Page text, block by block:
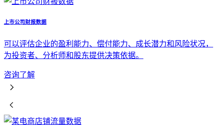
上市公司财报数据
可以评估企业的盈利能力、偿付能力、成长潜力和风险状况，
为投资者、分析师和股东提供决策依据。
咨询了解